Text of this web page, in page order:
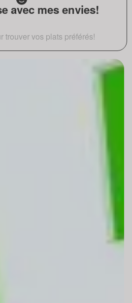
avec mes envies!
trouver vos plats préférés!